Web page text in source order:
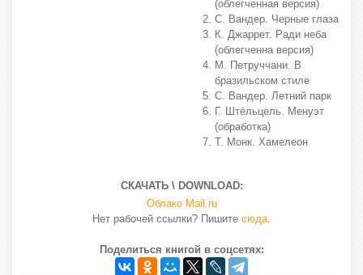
(облегченная версия)
С. Вандер. Черные глаза
К. Джаррет. Ради неба
(облегченна версия)
М. Петруччани. В
бразильском стиле
С. Вандер. Летний парк
Г. Штёльцель. Менуэт
(обработка)
Т. Монк. Хамелеон
СКАЧАТЬ \ DOWNLOAD:
Облако Mail.ru
Нет рабочей ссылки? Пишите сюда.
Поделиться книгой в соцсетях: